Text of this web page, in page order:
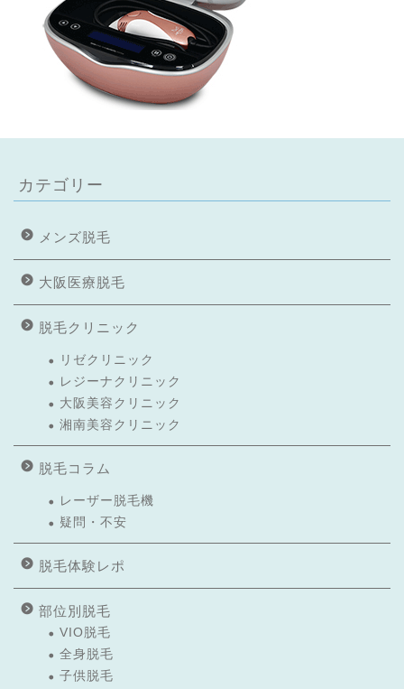
カテゴリー
メンズ脱毛
大阪医療脱毛
脱毛クリニック
リゼクリニック
レジーナクリニック
大阪美容クリニック
湘南美容クリニック
脱毛コラム
レーザー脱毛機
疑問・不安
脱毛体験レポ
部位別脱毛
VIO脱毛
全身脱毛
子供脱毛